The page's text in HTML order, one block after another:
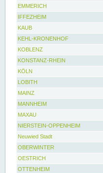
EMMERICH
IFFEZHEIM
KAUB
KEHL-KRONENHOF
KOBLENZ
KONSTANZ-RHEIN
KÖLN
LOBITH
MAINZ
MANNHEIM
MAXAU
NIERSTEIN-OPPENHEIM
Neuwied Stadt
OBERWINTER
OESTRICH
OTTENHEIM